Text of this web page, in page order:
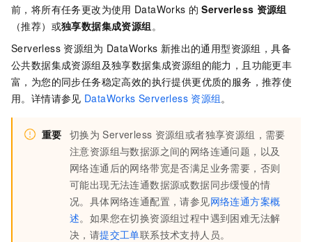
前，将所有任务更改为使用 DataWorks 的 Serverless 资源组
（推荐）或独享数据集成资源组。
Serverless 资源组为 DataWorks 新推出的通用型资源组，具备
公共数据集成资源组及独享数据集成资源组的能力，且功能更丰
富，为您的同步任务稳定高效的执行提供更优质的服务，推荐使
用。详情请参见 DataWorks Serverless 资源组。
重要 切换为 Serverless 资源组或者独享资源组，需要
注意资源组与数据源之间的网络连通问题，以及
网络连通后的网络带宽是否满足业务需要，否则
可能出现无法连通数据源或数据同步缓慢的情
况。具体网络连通配置，请参见网络连通方案概
述。如果您在切换资源组过程中遇到困难无法解
决，请提交工单联系技术支持人员。